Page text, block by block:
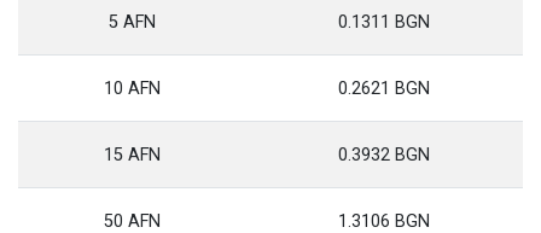
5 AFN 0.1311 BGN
10 AFN 0.2621 BGN
15 AFN 0.3932 BGN
50 AFN 1.3106 BGN